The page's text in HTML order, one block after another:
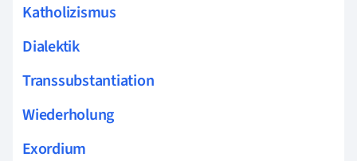
Katholizismus
Dialektik
Transsubstantiation
Wiederholung
Exordium